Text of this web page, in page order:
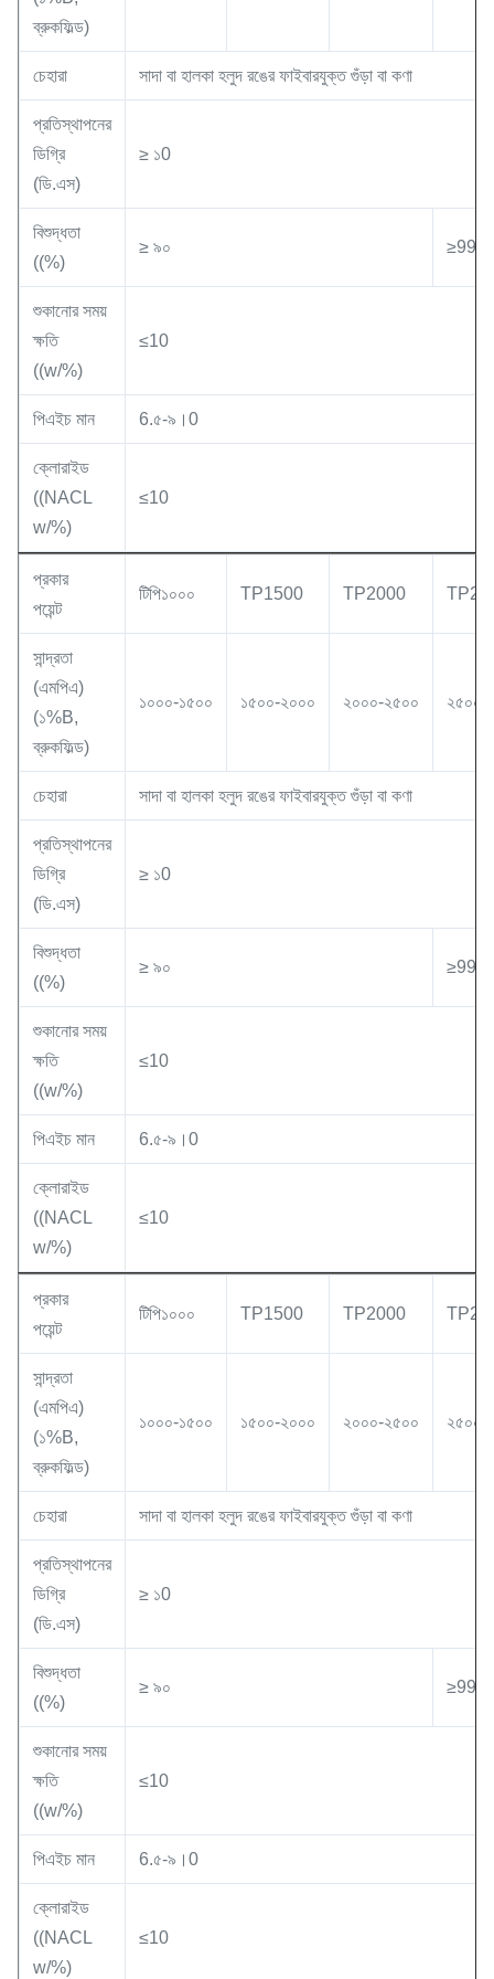
ব্রুকফিল্ড)
চেহারা সাদা বা হালকা হলুদ রঙের ফাইবারযুক্ত গুঁড়া বা কণা
প্রতিস্থাপনের
ডিগ্রি
(ডি.এস)
≥ ১0
বিশুদ্ধতা
((%)
≥ ৯০ ≥99
শুকানোর সময়
ক্ষতি
((w/%)
≤10
পিএইচ মান 6.৫-৯।0
ক্লোরাইড
((NACL
w/%)
≤10
প্রকার
পয়েন্ট
টিপি১০০০ TP1500 TP2000
সান্দ্রতা
(এমপিএ)
(১%B,
ব্রুকফিল্ড)
১০০০-১৫০০ ১৫০০-২০০০ ২০০০-২৫০০ ২৫০০-
চেহারা সাদা বা হালকা হলুদ রঙের ফাইবারযুক্ত গুঁড়া বা কণা
প্রতিস্থাপনের
ডিগ্রি
(ডি.এস)
≥ ১0
বিশুদ্ধতা
((%)
≥ ৯০ ≥99
শুকানোর সময়
ক্ষতি
((w/%)
≤10
পিএইচ মান 6.৫-৯।0
ক্লোরাইড
((NACL
w/%)
≤10
প্রকার
পয়েন্ট
টিপি১০০০ TP1500 TP2000
সান্দ্রতা
(এমপিএ)
(১%B,
ব্রুকফিল্ড)
১০০০-১৫০০ ১৫০০-২০০০ ২০০০-২৫০০ ২৫০০-
চেহারা সাদা বা হালকা হলুদ রঙের ফাইবারযুক্ত গুঁড়া বা কণা
প্রতিস্থাপনের
ডিগ্রি
(ডি.এস)
≥ ১0
বিশুদ্ধতা
((%)
≥ ৯০ ≥99
শুকানোর সময়
ক্ষতি
((w/%)
≤10
পিএইচ মান 6.৫-৯।0
ক্লোরাইড
((NACL
w/%)
≤10